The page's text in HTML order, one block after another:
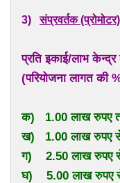
3)संप्रवर्तक
प्रति इकाई/लाभ
(परियोजना लागत की
क) 1.00 लाख रुपए
ख) 1.00 लाख रुपए
ग) 2.50 लाख रुपए
घ) 5.00 लाख रुपए